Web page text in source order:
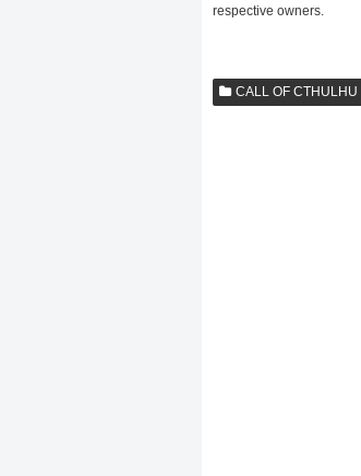
respective owners.
CALL OF CTHULHU